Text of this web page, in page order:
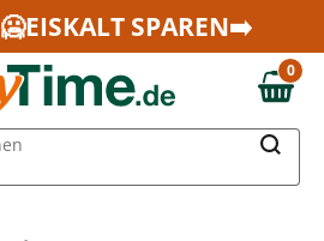
SPAREN➡️
0,00 €
0